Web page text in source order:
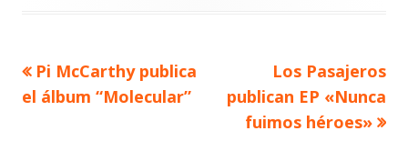
Navegación
Artículo
anterior
Pi McCarthy publica
el álbum “Molecular”
Artículo
siguiente
Los Pasajeros
publican EP «Nunca
fuimos héroes»